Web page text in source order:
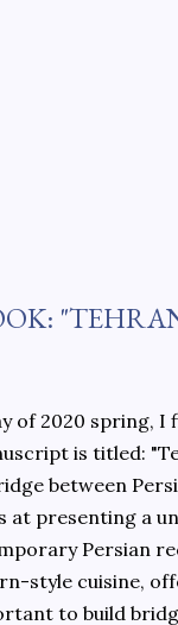
of 2020 spring, I
is titled:
between
at presenting a
Persian
style cuisine,
to build